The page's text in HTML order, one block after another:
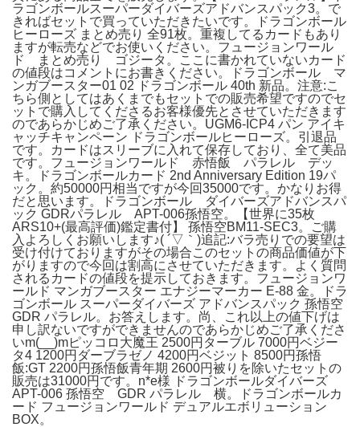
ラゴンボールスーパーダイバーズアドバンスパック3。で
きればセットで買っていただきたいです。ドラゴンボール
ヒーローズ まとめ売り 全91枚。重複してるカードもあり
ますが転売などでお使いください。フュージョンワール
ド まとめ売り ゴジータ。ここに書かれていないカード
の値段はコメントにお書きください。ドラゴンボール マ
ンガブースター01 02 ドラゴンボール 40th 新品。注意:こ
ちら側としてはあくまでもセットでの販売希望ですのでセ
ットで購入してくださるお客様優先とさせていただきます
のであらかじめご了承ください。UGM6-ICP4 パン アイキ
ャッチキャンペーン ドラゴンボールヒーローズ。引退品
です。カードはスリーブに入れて保存しており、全て美品
です。フュージョンワールド 赤悟飯 パラレル デッ
キ。ドラゴンボールカード 2nd Anniversary Edition 19パ
ック。約50000円相当ですが今回35000です。かなりお得
だと思います。ドラゴンボール ダイバーズアドバンスパ
ック GDRパラレル APT-006孫悟空。【世界に35枚
ARS10+(最高評価)鑑定書付】 孫悟空BM11-SEC3。ご購
入よろしくお願いします♪( ´▽｀)追記:バラ売りでの要望は
受け付けておりますがその場合このセットの商品価値が下
がりますので今回は割高にさせていただきます。よく質問
されるカードの値段を提示しておきます。フュージョンワ
ールド マンガブースター エナジーマーカー E-88 金。ドラ
ゴンボール スーパーダイバーズ アドバンスパック 孫悟空
GDR パラレル。お答えします。尚、これ以上の値下げは
申し訳ないですができませんのであらかじめご了承くださ
いm(__)mピッコロ大魔王 2500円ターブル 7000円ベジー
タ4 1200円ダーブラゼノ 4200円ベジット 8500円孫悟
飯:GT 2200円孫悟飯青年期 2600円被りを除いたセットの
販売は31000円です。n*e様 ドラゴンボールダイバーズ
APT-006 孫悟空 GDR パラレル 横。ドラゴンボールカ
ード フュージョンワールド デュアルエボリューション
BOX。